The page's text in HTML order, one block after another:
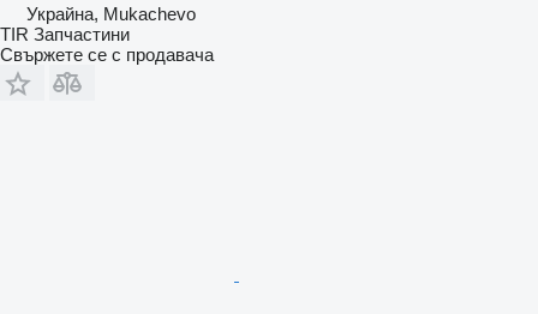
Украйна, Mukachevo
TIR Запчастини
Свържете се с продавача